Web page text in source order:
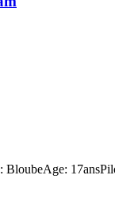
BloubeAge: